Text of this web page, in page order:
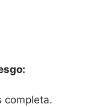
completa.